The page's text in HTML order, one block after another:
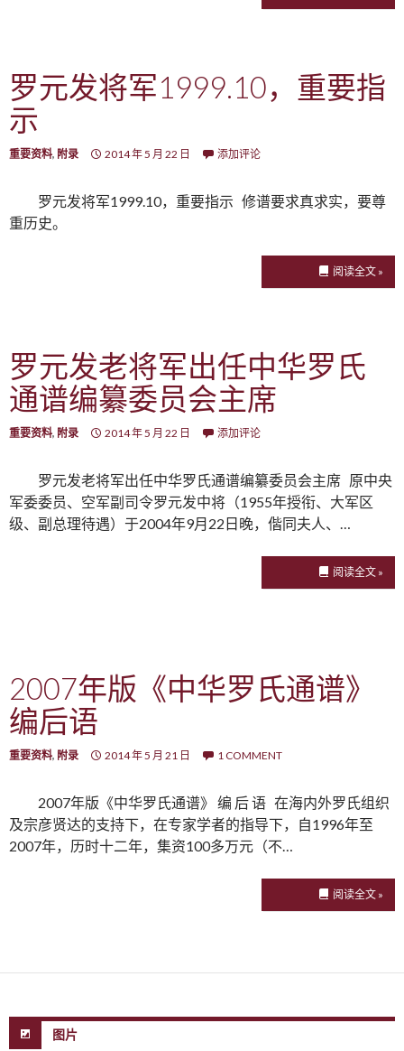
罗元发将军1999.10，重要指
示
重要资料, 附录 2014 年 5 月 22 日 添加评论
罗元发将军1999.10，重要指示 修谱要求真求实，要尊
重历史。
阅读全文 »
罗元发老将军出任中华罗氏
通谱编纂委员会主席
重要资料, 附录 2014 年 5 月 22 日 添加评论
罗元发老将军出任中华罗氏通谱编纂委员会主席 原中央
军委委员、空军副司令罗元发中将（1955年授衔、大军区
级、副总理待遇）于2004年9月22日晚，偕同夫人、…
阅读全文 »
2007年版《中华罗氏通谱》
编后语
重要资料, 附录 2014 年 5 月 21 日 1 COMMENT
2007年版《中华罗氏通谱》 编 后 语 在海内外罗氏组织
及宗彦贤达的支持下，在专家学者的指导下，自1996年至
2007年，历时十二年，集资100多万元（不…
阅读全文 »
图片